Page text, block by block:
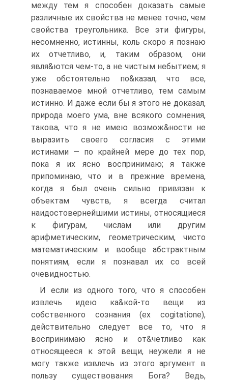
между тем я способен доказать самые
различные их свойства не менее точно, чем
свойства треугольника. Все эти фигуры,
несомненно, истинны, коль скоро я познаю
их отчетливо, и, таким образом, они
явля&ются чем-то, а не чистым небытием; я
уже обстоятельно по&казал, что все,
познаваемое мной отчетливо, тем самым
истинно. И даже если бы я этого не доказал,
природа моего ума, вне всякого сомнения,
такова, что я не имею возмож&ности не
выразить своего согласия с этими
истинами — по крайней мере до тех пор,
пока я их ясно воспринимаю; я также
припоминаю, что и в прежние времена,
когда я был очень сильно привязан к
объектам чувств, я всегда считал
наидостовернейшими истины, относящиеся
к фигурам, числам или другим
арифметическим, геометрическим, чисто
математическим и вообще абстрактным
понятиям, если я познавал их со всей
очевидностью.
И если из одного того, что я способен
извлечь идею ка&кой-то вещи из
собственного сознания (ex cogitatione),
действительно следует все то, что я
воспринимаю ясно и от&четливо как
относящееся к этой вещи, неужели я не
могу также извлечь из этого аргумент в
пользу существования Бога? Ведь,